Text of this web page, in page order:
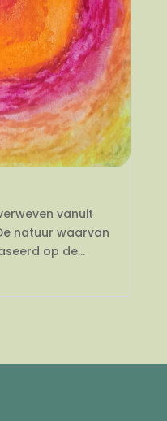
vanuit
natuur waarvan
op de...